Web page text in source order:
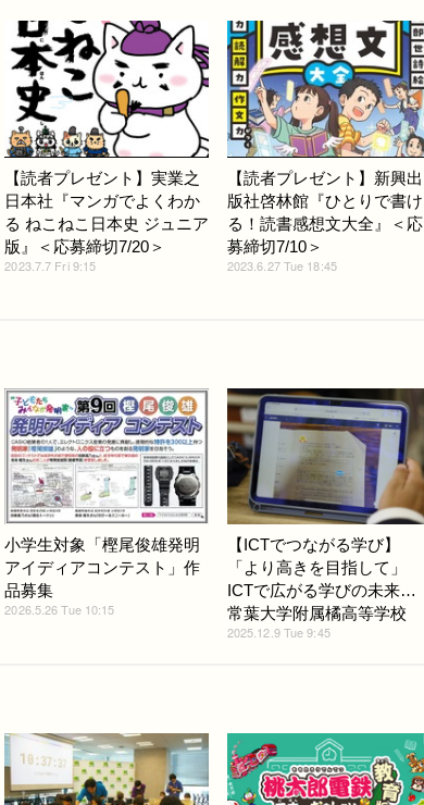
【読者プレゼント】実業之
日本社『マンガでよくわか
る ねこねこ日本史 ジュニア
版』＜応募締切7/20＞
2023.7.7 Fri 9:15
【読者プレゼント】新興出
版社啓林館『ひとりで書け
る！読書感想文大全』＜応
募締切7/10＞
2023.6.27 Tue 18:45
小学生対象「樫尾俊雄発明
アイディアコンテスト」作
品募集
2026.5.26 Tue 10:15
【ICTでつながる学び】
「より高きを目指して」
ICTで広がる学びの未来…
常葉大学附属橘高等学校
2025.12.9 Tue 9:45